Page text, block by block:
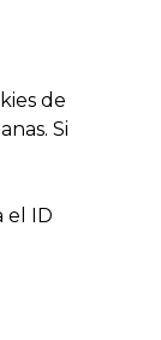
de
Si
el ID